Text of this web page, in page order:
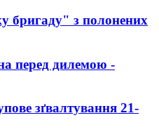
бригаду" з полонених
перед дилемою -
зґвалтування 21-